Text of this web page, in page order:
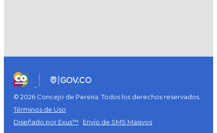
© 2026 Concejo de Pereira. Todos los derechos reservados.
Términos de Uso
Diseñado por Exus™ | Envío de SMS Masivos